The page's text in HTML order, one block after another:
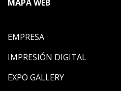
MAPA WEB
EMPRESA
IMPRESIÓN DIGITAL
EXPO GALLERY